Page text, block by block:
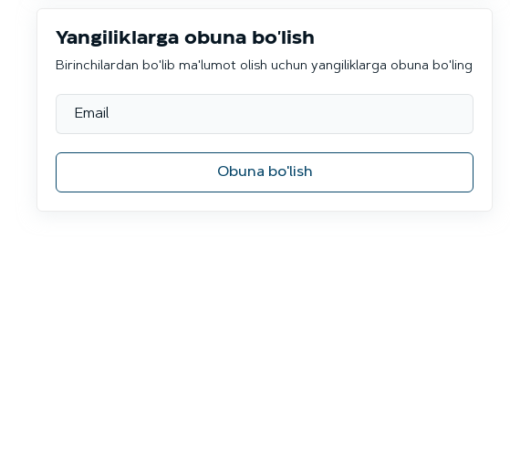
Yangiliklarga obuna bo'lish
Birinchilardan bo'lib ma'lumot olish uchun yangiliklarga obuna bo'ling
Obuna bo'lish